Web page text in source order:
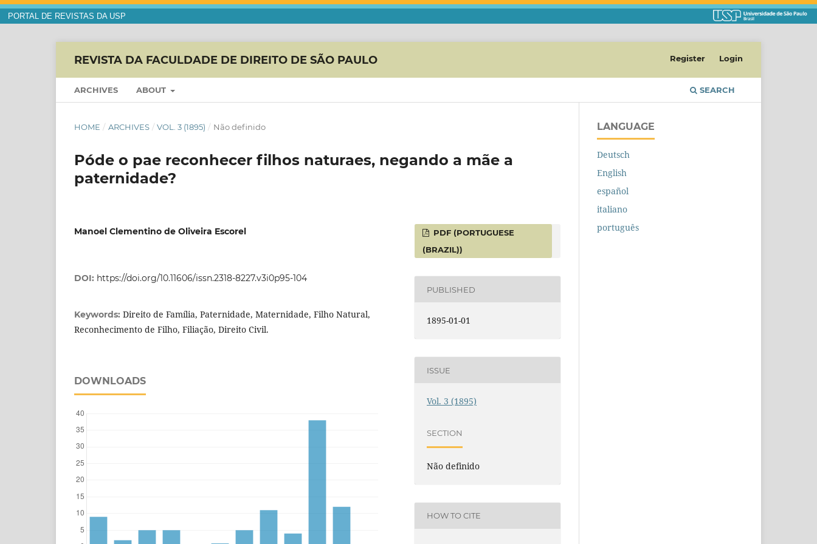
PORTAL DE REVISTAS DA USP
REVISTA DA FACULDADE DE DIREITO DE SÃO PAULO
ARCHIVES ABOUT SEARCH
Register Login
HOME / ARCHIVES / VOL. 3 (1895) / Não definido
Póde o pae reconhecer filhos naturaes, negando a mãe a
paternidade?
Manoel Clementino de Oliveira Escorel
DOI: https://doi.org/10.11606/issn.2318-8227.v3i0p95-104
Keywords: Direito de Família, Paternidade, Maternidade, Filho Natural,
Reconhecimento de Filho, Filiação, Direito Civil.
DOWNLOADS
PDF (PORTUGUESE
(BRAZIL))
PUBLISHED
1895-01-01
ISSUE
Vol. 3 (1895)
SECTION
Não definido
HOW TO CITE
LANGUAGE
Deutsch
English
español
italiano
português